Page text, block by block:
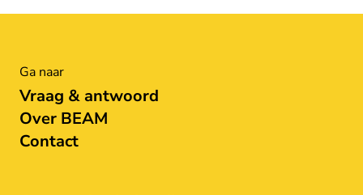
Ga naar
Vraag & antwoord
Over BEAM
Contact